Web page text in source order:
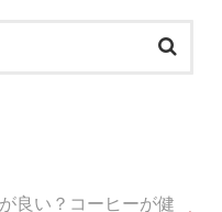
良い？コーヒーが健